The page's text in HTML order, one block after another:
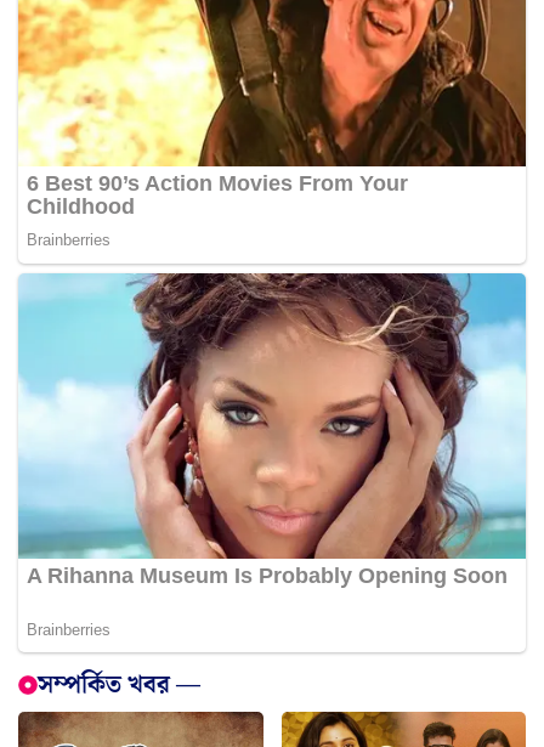
সম্পর্কিত খবর —